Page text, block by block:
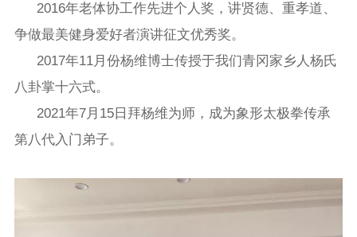
2016年老体协工作先进个人奖，讲贤德、重孝道、
争做最美健身爱好者演讲征文优秀奖。
2017年11月份杨维博士传授于我们青冈家乡人杨氏
八卦掌十六式。
2021年7月15日拜杨维为师，成为象形太极拳传承
第八代入门弟子。